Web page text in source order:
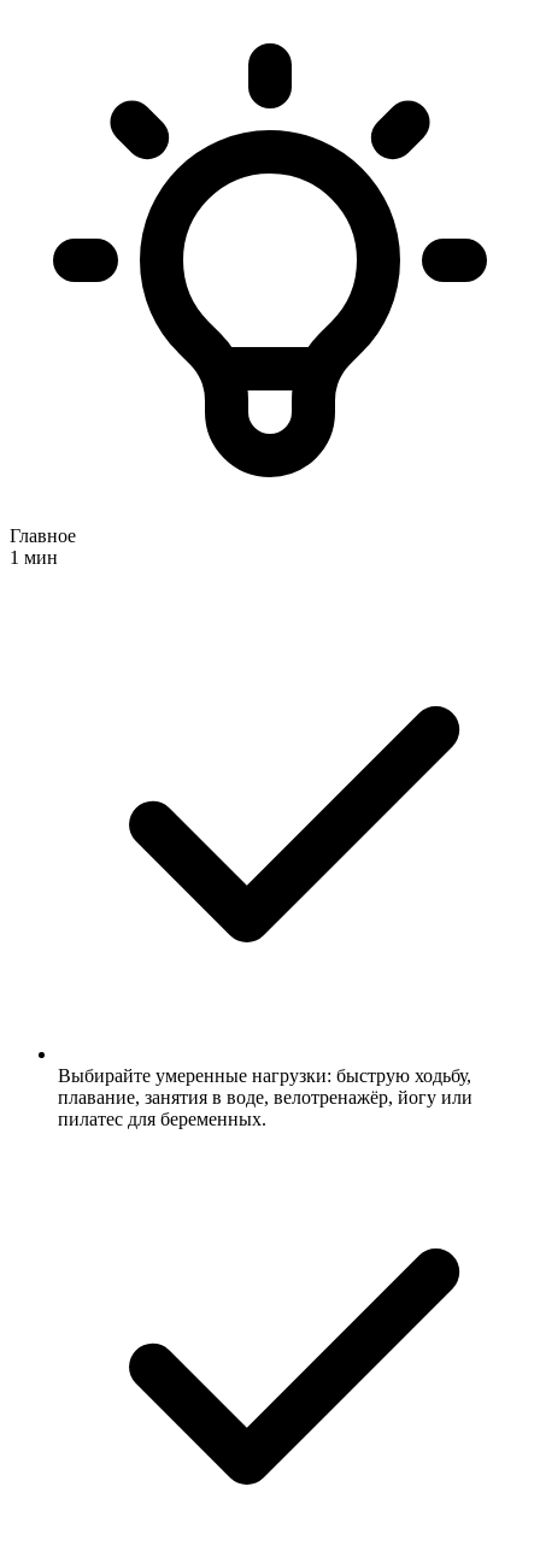
Главное
1 мин
Выбирайте умеренные нагрузки: быструю ходьбу,
плавание, занятия в воде, велотренажёр, йогу или
пилатес для беременных.